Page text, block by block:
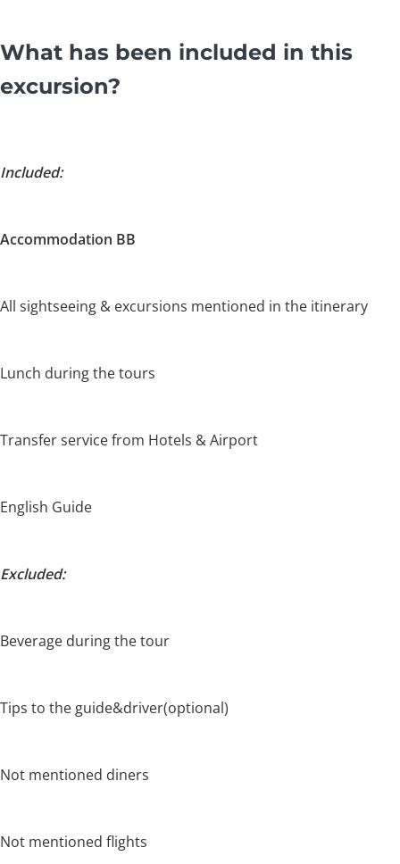
What has been included in this
excursion?
Included:
Accommodation BB
All sightseeing & excursions mentioned in the itinerary
Lunch during the tours
Transfer service from Hotels & Airport
English Guide
Excluded:
Beverage during the tour
Tips to the guide&driver(optional)
Not mentioned diners
Not mentioned flights